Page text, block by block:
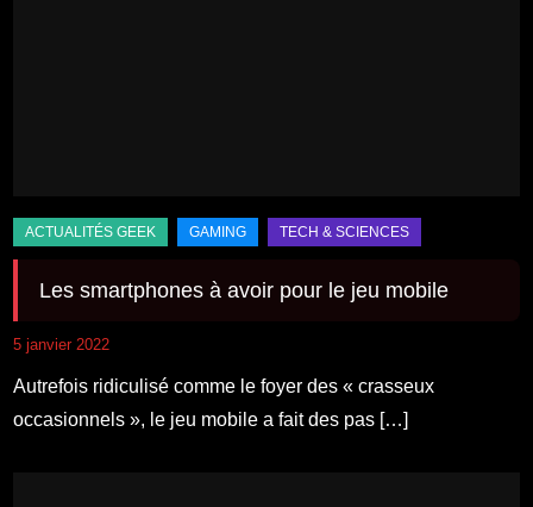
Les smartphones à avoir pour le jeu mobile
5 janvier 2022
Autrefois ridiculisé comme le foyer des « crasseux
occasionnels », le jeu mobile a fait des pas […]